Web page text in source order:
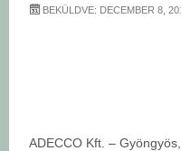
BEKÜLDVE: DECEMBER 8,
ADECCO Kft. –